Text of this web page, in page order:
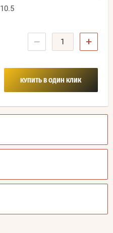
10.5
− +
КУПИТЬ В ОДИН КЛИК